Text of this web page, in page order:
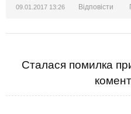
09.01.2017 13:26 Відповісти
Сталася помилка